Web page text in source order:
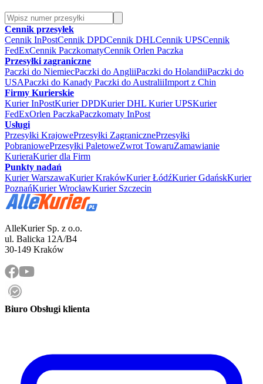
Cennik przesyłek
Cennik InPostCennik DPDCennik DHLCennik UPSCennik
FedExCennik PaczkomatyCennik Orlen Paczka
Przesyłki zagraniczne
Paczki do NiemiecPaczki do AngliiPaczki do HolandiiPaczki do
USAPaczki do Kanady Paczki do AustraliiImport z Chin
Firmy Kurierskie
Kurier InPostKurier DPDKurier DHL Kurier UPSKurier
FedExOrlen PaczkaPaczkomaty InPost
Usługi
Przesyłki KrajowePrzesyłki ZagranicznePrzesyłki
PobraniowePrzesyłki PaletoweZwrot TowaruZamawianie
KurieraKurier dla Firm
Punkty nadań
Kurier WarszawaKurier KrakówKurier ŁódźKurier GdańskKurier
PoznańKurier WrocławKurier Szczecin
AlleKurier Sp. z o.o.
ul. Balicka 12A/B4
30-149 Kraków
Biuro Obsługi klienta